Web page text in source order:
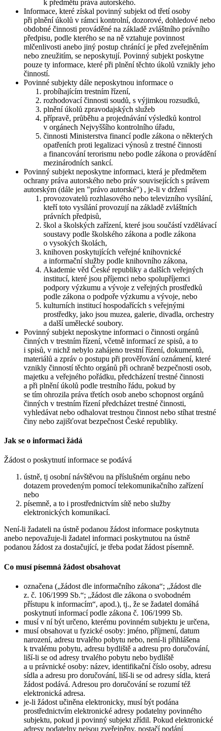
k předmětu práva autorského.
Informace, které získal povinný subjekt od třetí osoby
při plnění úkolů v rámci kontrolní, dozorové, dohledové nebo
obdobné činnosti prováděné na základě zvláštního právního
předpisu, podle kterého se na ně vztahuje povinnost
mlčenlivosti anebo jiný postup chránící je před zveřejněním
nebo zneužitím, se neposkytují. Povinný subjekt poskytne
pouze ty informace, které při plnění těchto úkolů vznikly jeho
činností.
Povinné subjekty dále neposkytnou informace o
probíhajícím trestním řízení,
rozhodovací činnosti soudů, s výjimkou rozsudků,
plnění úkolů zpravodajských služeb
přípravě, průběhu a projednávání výsledků kontrol
v orgánech Nejvyššího kontrolního úřadu,
činnosti Ministerstva financí podle zákona o některých
opatřeních proti legalizaci výnosů z trestné činnosti
a financování terorismu nebo podle zákona o provádění
mezinárodních sankcí.
Povinný subjekt neposkytne informaci, která je předmětem
ochrany práva autorského nebo práv souvisejících s právem
autorským (dále jen "právo autorské") , je-li v držení
provozovatelů rozhlasového nebo televizního vysílání,
kteří toto vysílání provozují na základě zvláštních
právních předpisů,
škol a školských zařízení, které jsou součástí vzdělávací
soustavy podle školského zákona a podle zákona
o vysokých školách,
knihoven poskytujících veřejné knihovnické
a informační služby podle knihovního zákona,
Akademie věd České republiky a dalších veřejných
institucí, které jsou příjemci nebo spolupříjemci
podpory výzkumu a vývoje z veřejných prostředků
podle zákona o podpoře výzkumu a vývoje, nebo
kulturních institucí hospodařících s veřejnými
prostředky, jako jsou muzea, galerie, divadla, orchestry
a další umělecké soubory.
Povinný subjekt neposkytne informaci o činnosti orgánů
činných v trestním řízení, včetně informací ze spisů, a to
i spisů, v nichž nebylo zahájeno trestní řízení, dokumentů,
materiálů a zpráv o postupu při prověřování oznámení, které
vznikly činností těchto orgánů při ochraně bezpečnosti osob,
majetku a veřejného pořádku, předcházení trestné činnosti
a při plnění úkolů podle trestního řádu, pokud by
se tím ohrozila práva třetích osob anebo schopnost orgánů
činných v trestním řízení předcházet trestné činnosti,
vyhledávat nebo odhalovat trestnou činnost nebo stíhat trestné
činy nebo zajišťovat bezpečnost České republiky.
Jak se o informaci žádá
Žádost o poskytnutí informace se podává
ústně, tj osobní návštěvou na příslušném orgánu nebo
dotazem provedeným pomocí telekomunikačního zařízení
nebo
písemně, a to i prostřednictvím sítě nebo služby
elektronických komunikací.
Není-li žadateli na ústně podanou žádost informace poskytnuta
anebo nepovažuje-li žadatel informaci poskytnutou na ústně
podanou žádost za dostačující, je třeba podat žádost písemně.
Co musí písemná žádost obsahovat
označena („žádost dle informačního zákona“; „žádost dle
z. č. 106/1999 Sb.“; „žádost dle zákona o svobodném
přístupu k informacím“, apod.), tj., že se žadatel domáhá
poskytnutí informací podle zákona č. 106/1999 Sb.
musí v ní být určeno, kterému povinném subjektu je určena,
musí obsahovat u fyzické osoby: jméno, příjmení, datum
narození, adresu trvalého pobytu nebo, není-li přihlášena
k trvalému pobytu, adresu bydliště a adresu pro doručování,
liší-li se od adresy trvalého pobytu nebo bydliště
a u právnické osoby: název, identifikační číslo osoby, adresu
sídla a adresu pro doručování, liší-li se od adresy sídla, která
žádost podává. Adresou pro doručování se rozumí též
elektronická adresa.
je-li žádost učiněna elektronicky, musí být podána
prostřednictvím elektronické adresy podatelny povinného
subjektu, pokud ji povinný subjekt zřídil. Pokud elektronické
adresy podatelny nejsou zveřejněny, postačí podání